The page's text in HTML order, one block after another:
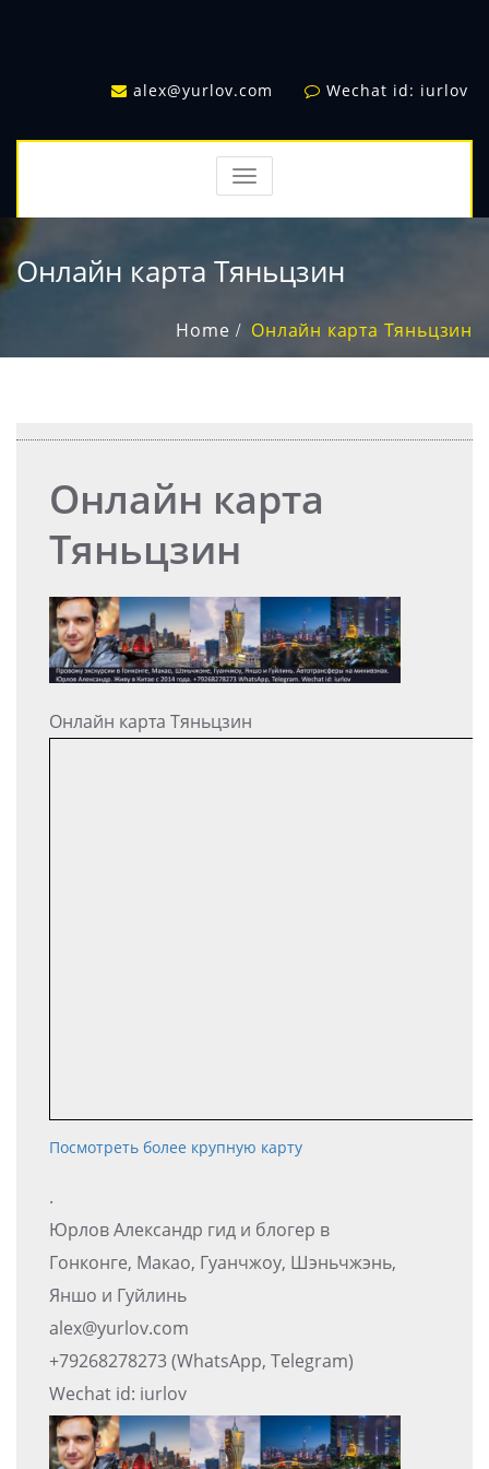
alex@yurlov.com Wechat id: iurlov
TOGGLE
NAVIGATION
Онлайн карта Тяньцзин
Home Онлайн карта Тяньцзин
Онлайн карта
Тяньцзин
Онлайн карта Тяньцзин
Посмотреть более крупную карту
.
Юрлов Александр гид и блогер в
Гонконге, Макао, Гуанчжоу, Шэньчжэнь,
Яншо и Гуйлинь
alex@yurlov.com
+79268278273 (WhatsApp, Telegram)
Wechat id: iurlov